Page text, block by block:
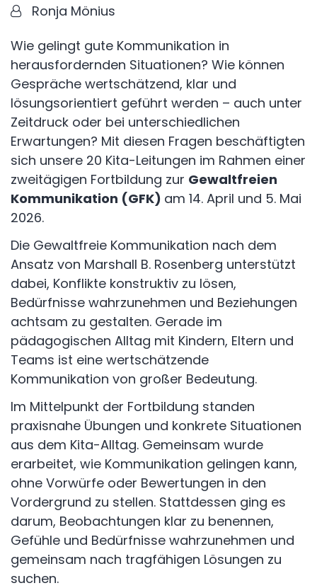
Von:Ronja Mönius
Wie gelingt gute Kommunikation in
herausfordernden Situationen? Wie können
Gespräche wertschätzend, klar und
lösungsorientiert geführt werden – auch unter
Zeitdruck oder bei unterschiedlichen
Erwartungen? Mit diesen Fragen beschäftigten
sich unsere 20 Kita-Leitungen im Rahmen einer
zweitägigen Fortbildung zur Gewaltfreien
Kommunikation (GFK) am 14. April und 5. Mai
2026.
Die Gewaltfreie Kommunikation nach dem
Ansatz von Marshall B. Rosenberg unterstützt
dabei, Konflikte konstruktiv zu lösen,
Bedürfnisse wahrzunehmen und Beziehungen
achtsam zu gestalten. Gerade im
pädagogischen Alltag mit Kindern, Eltern und
Teams ist eine wertschätzende
Kommunikation von großer Bedeutung.
Im Mittelpunkt der Fortbildung standen
praxisnahe Übungen und konkrete Situationen
aus dem Kita-Alltag. Gemeinsam wurde
erarbeitet, wie Kommunikation gelingen kann,
ohne Vorwürfe oder Bewertungen in den
Vordergrund zu stellen. Stattdessen ging es
darum, Beobachtungen klar zu benennen,
Gefühle und Bedürfnisse wahrzunehmen und
gemeinsam nach tragfähigen Lösungen zu
suchen.